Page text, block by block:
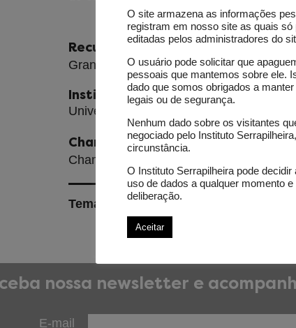
Recursos investidos
Grant Serrapilheira: R$ 75.000,000
Instituições
Universidade Federal do Rio Grande do
Chamadas
Chamada 1
Temas bioinformática
nossa newsletter e
E-mail
O site armazena as informações
registram em nosso site as quais
editadas pelos administradores do
O usuário pode solicitar que
pessoais que mantemos sobre ele.
dado que somos obrigados a
legais ou de segurança.
Nenhum dado sobre os visitantes
negociado pelo Instituto
circunstância.
O Instituto Serrapilheira pode
uso de dados a qualquer momento
deliberação.
Aceitar